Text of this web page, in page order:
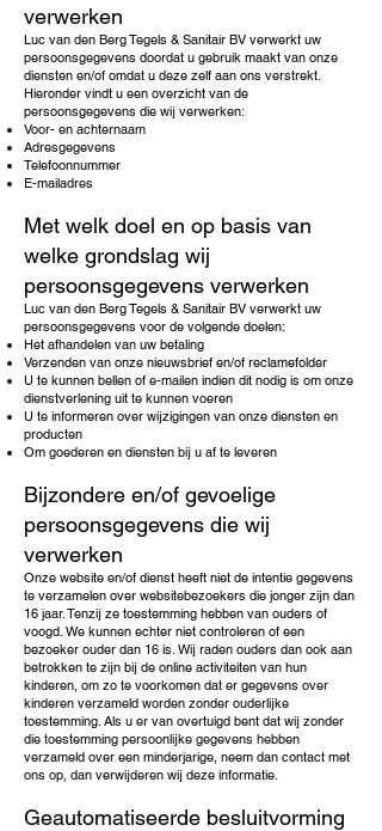
verwerken
Luc van den Berg Tegels & Sanitair BV verwerkt uw
persoonsgegevens doordat u gebruik maakt van onze
diensten en/of omdat u deze zelf aan ons verstrekt.
Hieronder vindt u een overzicht van de
persoonsgegevens die wij verwerken:
Voor- en achternaam
Adresgegevens
Telefoonnummer
E-mailadres
Met welk doel en op basis van
welke grondslag wij
persoonsgegevens verwerken
Luc van den Berg Tegels & Sanitair BV verwerkt uw
persoonsgegevens voor de volgende doelen:
Het afhandelen van uw betaling
Verzenden van onze nieuwsbrief en/of reclamefolder
U te kunnen bellen of e-mailen indien dit nodig is om onze
dienstverlening uit te kunnen voeren
U te informeren over wijzigingen van onze diensten en
producten
Om goederen en diensten bij u af te leveren
Bijzondere en/of gevoelige
persoonsgegevens die wij
verwerken
Onze website en/of dienst heeft niet de intentie gegevens
te verzamelen over websitebezoekers die jonger zijn dan
16 jaar. Tenzij ze toestemming hebben van ouders of
voogd. We kunnen echter niet controleren of een
bezoeker ouder dan 16 is. Wij raden ouders dan ook aan
betrokken te zijn bij de online activiteiten van hun
kinderen, om zo te voorkomen dat er gegevens over
kinderen verzameld worden zonder ouderlijke
toestemming. Als u er van overtuigd bent dat wij zonder
die toestemming persoonlijke gegevens hebben
verzameld over een minderjarige, neem dan contact met
ons op, dan verwijderen wij deze informatie.
Geautomatiseerde besluitvorming